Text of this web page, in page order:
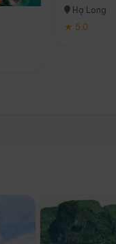
Hạ Long
★ 5.0